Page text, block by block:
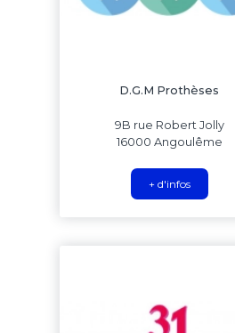
D.G.M Prothèses
9B rue Robert Jolly
16000 Angoulême
+ d'infos